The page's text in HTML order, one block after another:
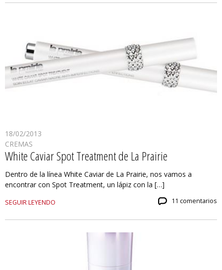
18/02/2013
CREMAS
White Caviar Spot Treatment de La Prairie
Dentro de la línea White Caviar de La Prairie, nos vamos a
encontrar con Spot Treatment, un lápiz con la […]
SEGUIR LEYENDO 11 comentarios